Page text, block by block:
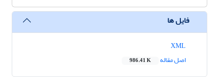
فایل ها
اصل مقاله
986.41 K